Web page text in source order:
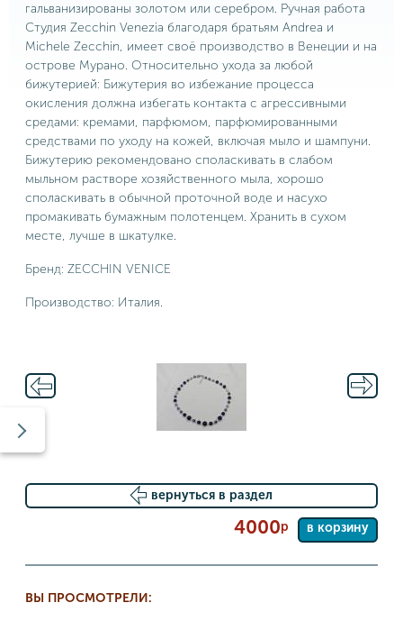
гальванизированы золотом или серебром. Ручная работа
Студия Zecchin Venezia благодаря братьям Andrea и
Michele Zecchin, имеет своё производство в Венеции и на
острове Мурано. Относительно ухода за любой
бижутерией: Бижутерия во избежание процесса
окисления должна избегать контакта с агрессивными
средами: кремами, парфюмом, парфюмированными
средствами по уходу на кожей, включая мыло и шампуни.
Бижутерию рекомендовано споласкивать в слабом
мыльном растворе хозяйственного мыла, хорошо
споласкивать в обычной проточной воде и насухо
промакивать бумажным полотенцем. Хранить в сухом
месте, лучше в шкатулке.
Бренд: ZECCHIN VENICE
Производство: Италия.
вернуться в раздел
4000р в корзину
ВЫ ПРОСМОТРЕЛИ: